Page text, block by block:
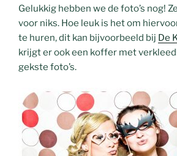
Gelukkig hebben we de foto’s nog!
voor niks. Hoe leuk is het om
te huren, dit kan bijvoorbeeld bij De
krijgt er ook een koffer met
gekste foto’s.